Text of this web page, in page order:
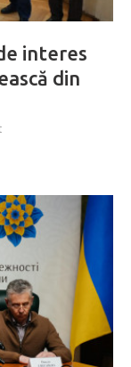
interes
din